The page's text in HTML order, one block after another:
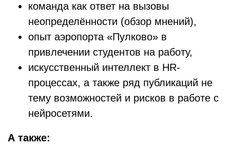
команда как ответ на вызовы
неопределённости (обзор мнений),
опыт аэропорта «Пулково» в
привлечении студентов на работу,
искусственный интеллект в HR-
процессах, а также ряд публикаций не
тему возможностей и рисков в работе с
нейросетями.
А также: